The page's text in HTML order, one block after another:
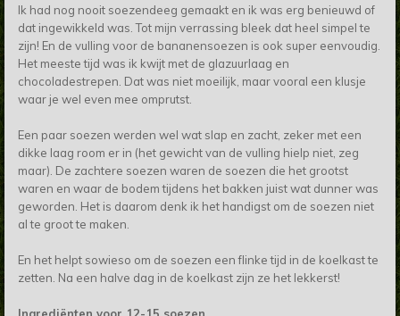
Ik had nog nooit soezendeeg gemaakt en ik was erg benieuwd of
dat ingewikkeld was. Tot mijn verrassing bleek dat heel simpel te
zijn! En de vulling voor de bananensoezen is ook super eenvoudig.
Het meeste tijd was ik kwijt met de glazuurlaag en
chocoladestrepen. Dat was niet moeilijk, maar vooral een klusje
waar je wel even mee omprutst.
Een paar soezen werden wel wat slap en zacht, zeker met een
dikke laag room er in (het gewicht van de vulling hielp niet, zeg
maar). De zachtere soezen waren de soezen die het grootst
waren en waar de bodem tijdens het bakken juist wat dunner was
geworden. Het is daarom denk ik het handigst om de soezen niet
al te groot te maken.
En het helpt sowieso om de soezen een flinke tijd in de koelkast te
zetten. Na een halve dag in de koelkast zijn ze het lekkerst!